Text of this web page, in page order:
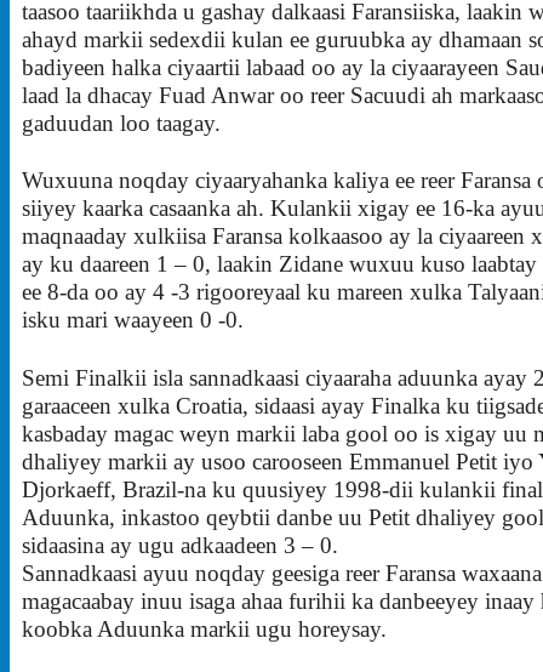
taasoo taariikhda u gashay dalkaasi Faransiiska, laakin
ahayd markii sedexdii kulan ee guruubka ay dhamaan
badiyeen halka ciyaartii labaad oo ay la ciyaarayeen
laad la dhacay Fuad Anwar oo reer Sacuudi ah
gaduudan loo taagay.
Wuxuuna noqday ciyaaryahanka kaliya ee reer
siiyey kaarka casaanka ah. Kulankii xigay ee 16-ka
maqnaaday xulkiisa Faransa kolkaasoo ay la ciyaareen
ay ku daareen 1 – 0, laakin Zidane wuxuu kuso
ee 8-da oo ay 4 -3 rigooreyaal ku mareen xulka
isku mari waayeen 0 -0.
Semi Finalkii isla sannadkaasi ciyaaraha aduunka ayay
garaaceen xulka Croatia, sidaasi ayay Finalka ku
kasbaday magac weyn markii laba gool oo is xigay uu
dhaliyey markii ay usoo carooseen Emmanuel Petit iyo
Djorkaeff, Brazil-na ku quusiyey 1998-dii kulankii
Aduunka, inkastoo qeybtii danbe uu Petit dhaliyey
sidaasina ay ugu adkaadeen 3 – 0.
Sannadkaasi ayuu noqday geesiga reer Faransa
magacaabay inuu isaga ahaa furihii ka danbeeyey inaay
koobka Aduunka markii ugu horeysay.